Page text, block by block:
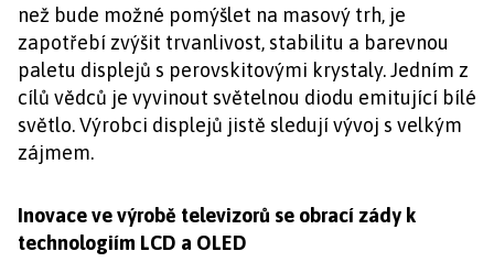
než bude možné pomýšlet na masový trh, je
zapotřebí zvýšit trvanlivost, stabilitu a barevnou
paletu displejů s perovskitovými krystaly. Jedním z
cílů vědců je vyvinout světelnou diodu emitující bílé
světlo. Výrobci displejů jistě sledují vývoj s velkým
zájmem.
Inovace ve výrobě televizorů se obrací zády k
technologiím LCD a OLED